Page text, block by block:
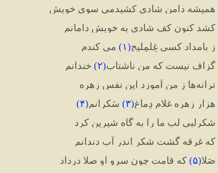
همیشه دامن شادی کشیدمی سوی خویش
کشد کنون کف شادی به خویش دامانم
ز بامداد کسی غِلمِلیج(۱) می کندم
گزاف نیست که من ناشتاب(۲) خندانم
ترانه‌ها ز من آموزد این نفس زهره
هزار زهره غلام دِماغ(۳) سَکرانم(۴)
شکرلبی لب ما را به گاه شیرین کرد
که غرقه گشت شکر اندر آب دندانم
صَلا(۵) که قامت چون سرو او صلا درداد